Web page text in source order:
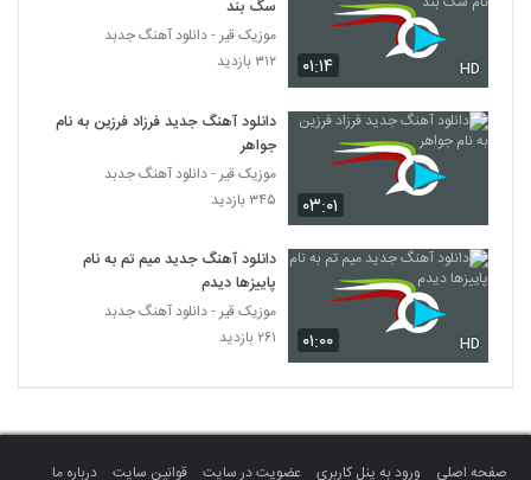
5235
دانلود آهنگ انتظار از سعید کرمی
۲۸۰ بازدید
سینا درخشنده آهنگ خوش خنده ی من
(ورژن گیتار)
۳۰۰ بازدید
5237
Ali Halaj Parishan
۲۴۹ بازدید
آهنگ ابوذر ماندگار بنام خانومم
۲۸۱ بازدید
5239
دانلود آهنگ جدید و زیبای مندی با نام چه زیبا
۰۱:۱۴ HD
سگ بند
موزیک قیر - دانلود آهنگ جدبد
۳۱۲ بازدید
۰۳:۰۱
دانلود آهنگ جدید فرزاد فرزین به نام
جواهر
موزیک قیر - دانلود آهنگ جدبد
۳۴۵ بازدید
۰۱:۰۰ HD
دانلود آهنگ جدید میم تم به نام
پاییزها دیدم
موزیک قیر - دانلود آهنگ جدبد
۲۶۱ بازدید
صفحه اصلی ورود به پنل کاربری عضویت در سایت قوانین سایت درباره ما